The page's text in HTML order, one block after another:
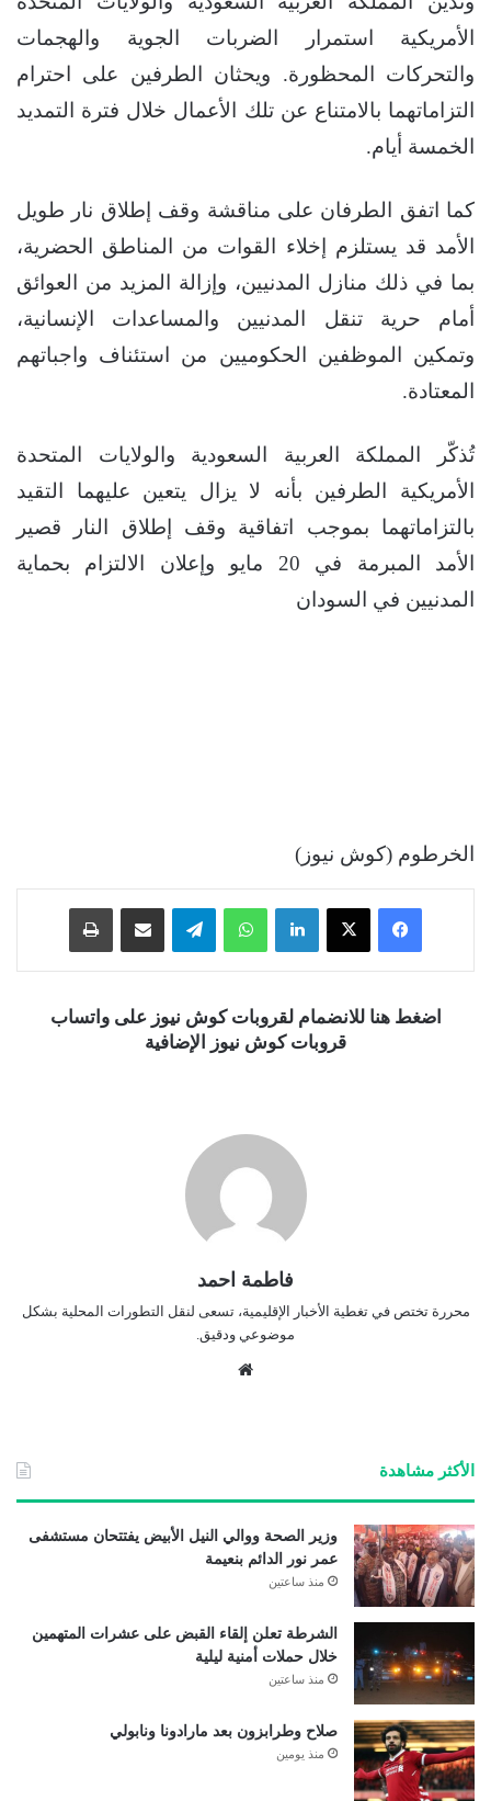
الأمريكية استمرار الضربات الجوية والهجمات
والتحركات المحظورة. ويحثان الطرفين على احترام
التزاماتهما بالامتناع عن تلك الأعمال خلال فترة التمديد
الخمسة أيام.
كما اتفق الطرفان على مناقشة وقف إطلاق نار طويل
الأمد قد يستلزم إخلاء القوات من المناطق الحضرية،
بما في ذلك منازل المدنيين، وإزالة المزيد من العوائق
أمام حرية تنقل المدنيين والمساعدات الإنسانية،
وتمكين الموظفين الحكوميين من استئناف واجباتهم
المعتادة.
تُذكّر المملكة العربية السعودية والولايات المتحدة
الأمريكية الطرفين بأنه لا يزال يتعين عليهما التقيد
بالتزاماتهما بموجب اتفاقية وقف إطلاق النار قصير
الأمد المبرمة في 20 مايو وإعلان الالتزام بحماية
المدنيين في السودان
الخرطوم (كوش نيوز)
فيسبوك ‫X لينكدإن واتساب تيلقرام
اضغط هنا للانضمام لقروبات كوش نيوز على واتساب
قروبات كوش نيوز الإضافية
فاطمة احمد
محررة تختص في تغطية الأخبار الإقليمية، تسعى لنقل التطورات المحلية بشكل
موضوعي ودقيق.
الأكثر مشاهدة
وزير الصحة ووالي النيل الأبيض يفتتحان مستشفى
عمر نور الدائم بنعيمة
منذ ساعتين
الشرطة تعلن إلقاء القبض على عشرات المتهمين
خلال حملات أمنية ليلية
منذ ساعتين
صلاح وطرابزون بعد مارادونا ونابولي
منذ يومين